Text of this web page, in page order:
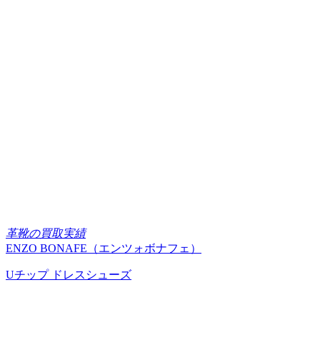
革靴の買取実績
ENZO BONAFE（エンツォボナフェ）
Uチップ ドレスシューズ